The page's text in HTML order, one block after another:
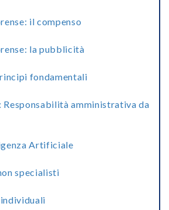
il compenso
la pubblicità
fondamentali
Responsabilità amministrativa da
Artificiale
specialisti